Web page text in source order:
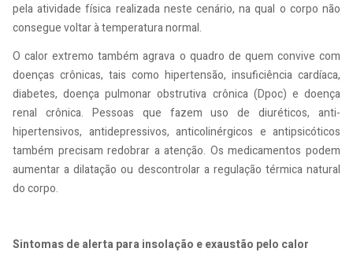
pela atividade física realizada neste cenário, na qual o corpo não
consegue voltar à temperatura normal.
O calor extremo também agrava o quadro de quem convive com
doenças crônicas, tais como hipertensão, insuficiência cardíaca,
diabetes, doença pulmonar obstrutiva crônica (Dpoc) e doença
renal crônica. Pessoas que fazem uso de diuréticos, anti-
hipertensivos, antidepressivos, anticolinérgicos e antipsicóticos
também precisam redobrar a atenção. Os medicamentos podem
aumentar a dilatação ou descontrolar a regulação térmica natural
do corpo.
Sintomas de alerta para insolação e exaustão pelo calor